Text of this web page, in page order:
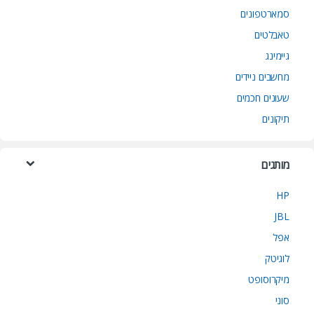
סמארטפונים
טאבלטים
גיימינג
מחשבים ניידים
שעונים חכמים
תיקונים
מותגים
HP
JBL
אפל
לוגיטק
מיקרוסופט
סוני